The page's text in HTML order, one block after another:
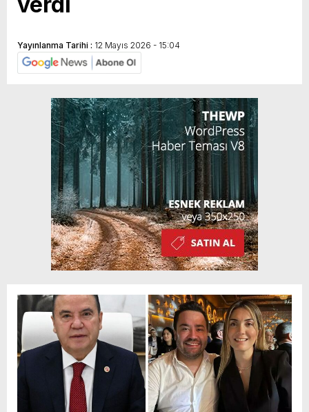
Yayınlanma Tarihi : 12 Mayıs 2026 - 15:04